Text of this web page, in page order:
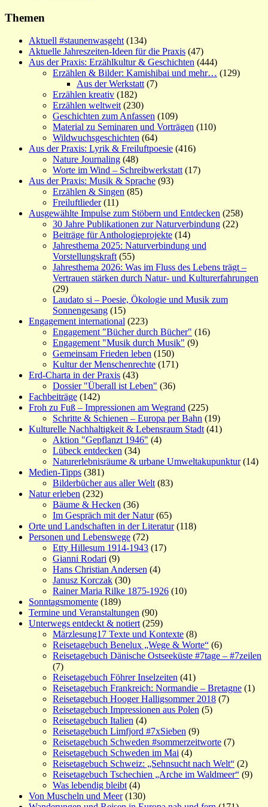
Themen
Aktuell #staunenwasgeht (134)
Aktuelle Jahreszeiten-Ideen für die Praxis (47)
Aus der Praxis: Erzählkultur & Geschichten (444)
Erzählen & Bilder: Kamishibai und mehr… (129)
Aus der Werkstatt (7)
Erzählen kreativ (182)
Erzählen weltweit (230)
Geschichten zum Anfassen (109)
Material zu Seminaren und Vorträgen (110)
Wildwuchsgeschichten (64)
Aus der Praxis: Lyrik & Freiluftpoesie (416)
Nature Journaling (48)
Worte im Wind – Schreibwerkstatt (17)
Aus der Praxis: Musik & Sprache (93)
Erzählen & Singen (85)
Freiluftlieder(11)
Ausgewählte Impulse zum Stöbern und Entdecken (258)
30 Jahre Publikationen zur Naturverbindung (22)
Beiträge für Anthologieprojekte (14)
Jahresthema 2025: Naturverbindung und
Vorstellungskraft (55)
Jahresthema 2026: Was im Fluss des Lebens trägt –
Vertrauen stärken durch Natur- und Kulturerfahrungen
(29)
Laudato si – Poesie, Ökologie und Musik zum
Sonnengesang (15)
Engagement international (223)
Engagement "Bücher durch Bücher" (16)
Engagement "Musik durch Musik" (9)
Gemeinsam Frieden leben (150)
Kultur der Menschenrechte (171)
Erd-Charta in der Praxis (43)
Dossier "Überall ist Leben" (36)
Fachbeiträge (142)
Froh zu Fuß – Impressionen am Wegrand (225)
Schritte & Schienen – Europa per Bahn (19)
Kulturelle Nachhaltigkeit & Lebensraum Stadt (41)
Aktion "Gepflanzt 1946" (4)
Lübeck entdecken (34)
Naturerlebnisräume & urbane Umweltakupunktur(14)
Medien-Tipps (381)
Bilderbücher aus aller Welt (83)
Natur erleben (232)
Bäume & Hecken (36)
Im Gespräch mit der Natur(65)
Orte und Landschaften in der Literatur(118)
Personen und Lebenswege (72)
Etty Hillesum 1914-1943 (17)
Gianni Rodari (9)
Hans Christian Andersen (4)
Janusz Korczak (30)
Rainer Maria Rilke 1875-1926 (10)
Sonntagsmomente (189)
Termine und Veranstaltungen (90)
Unterwegs entdeckt & notiert (259)
Märzlesung17 Texte und Kontexte (8)
Reisetagebuch Benelux „Wege & Worte“ (6)
Reisetagebuch Dänische Ostseeküste #7tage – #7zeilen
(7)
Reisetagebuch Föhrer Inselzeiten (41)
Reisetagebuch Frankreich: Normandie – Bretagne (1)
Reisetagebuch Hooger Halligsommer 2018 (7)
Reisetagebuch Impressionen aus Polen (5)
Reisetagebuch Italien (4)
Reisetagebuch Limfjord #7xSieben (9)
Reisetagebuch Schweden #sommerzeitworte (7)
Reisetagebuch Schweden im Mai (4)
Reisetagebuch Schweiz: „Sehnsucht nach Welt“ (2)
Reisetagebuch Tschechien „Arche im Waldmeer“ (9)
Was lebendig bleibt (4)
Von Muscheln und Meer(130)